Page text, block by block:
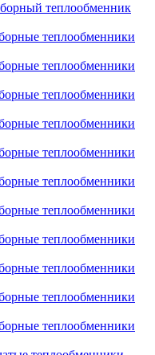
теплообменник
теплообменники
теплообменники
теплообменники
теплообменники
теплообменники
теплообменники
теплообменники
теплообменники
теплообменники
теплообменники
теплообменники